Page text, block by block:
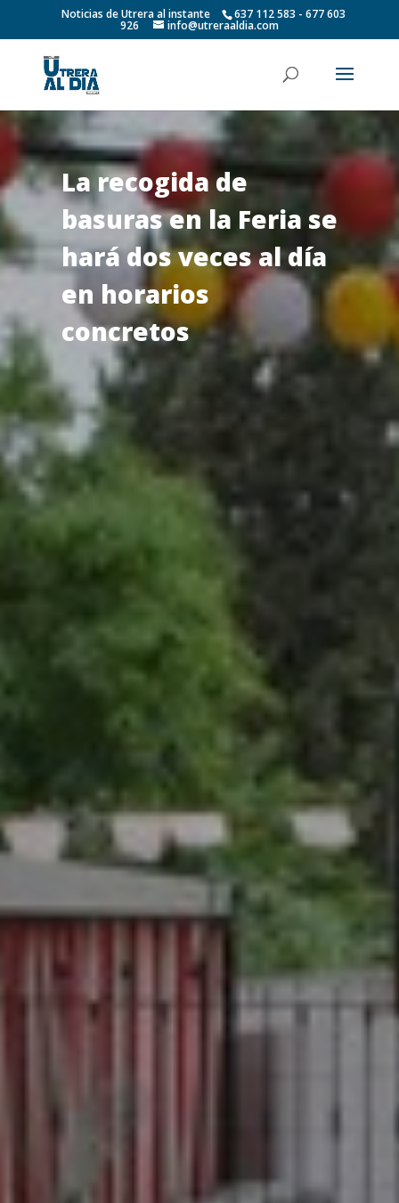
Noticias de Utrera al instante 637 112 583 - 677 603
926 info@utreraaldia.com
La recogida de
basuras en la Feria se
hará dos veces al día
en horarios
concretos